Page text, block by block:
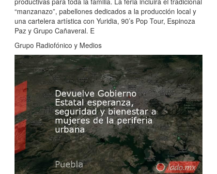
“manzanazo”, pabellones dedicados a la producción local y
una cartelera artística con Yuridia, 90’s Pop Tour, Espinoza
Paz y Grupo Cañaveral. E
Grupo Radiofónico y Medios